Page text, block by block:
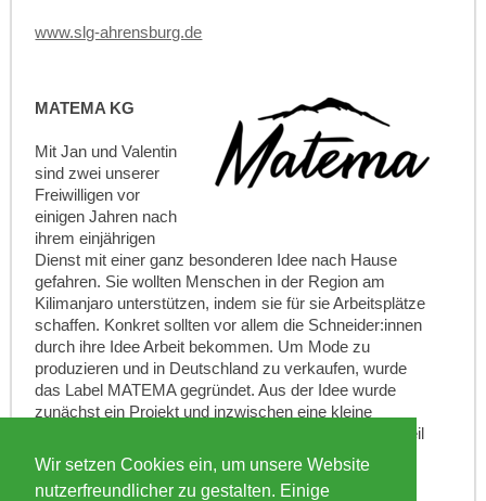
Wir setzen Cookies ein, um unsere Website
nutzerfreundlicher zu gestalten. Einige
www.slg-ahrensburg.de
MATEMA KG
Mit Jan und Valentin
sind zwei unserer
Freiwilligen vor
einigen Jahren nach
ihrem einjährigen
Dienst mit einer ganz besonderen Idee nach Hause
gefahren. Sie wollten Menschen in der Region am
Kilimanjaro unterstützen, indem sie für sie Arbeitsplätze
schaffen. Konkret sollten vor allem die Schneider:innen
durch ihre Idee Arbeit bekommen. Um Mode zu
produzieren und in Deutschland zu verkaufen, wurde
das Label MATEMA gegründet. Aus der Idee wurde
zunächst ein Projekt und inzwischen eine kleine
erfolgreiche Unternehmung. Inzwischen werden ein Teil
der Überschüsse aus dem Verkauf von Textilien auch
an den Rafiki e.V. für soziale Projekte in Tansania